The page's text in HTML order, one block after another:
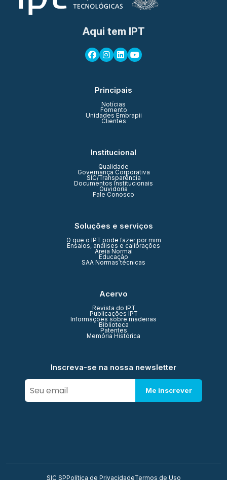
Aqui tem IPT
Principais
Notícias
Fomento
Unidades Embrapii
Clientes
Institucional
Qualidade
Governança Corporativa
SIC/Transparência
Documentos Institucionais
Ouvidoria
Fale Conosco
Soluções e serviços
O que o IPT pode fazer por mim
Ensaios, análises e calibrações
Areia Normal
Educação
SAA Normas técnicas
Acervo
Revista do IPT
Publicações IPT
Informações sobre madeiras
Biblioteca
Patentes
Memória Histórica
Inscreva-se na nossa newsletter
Me inscrever
SIC SP Política de PrivacidadeTermos de Uso